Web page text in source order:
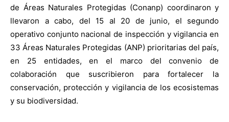
de Áreas Naturales Protegidas (Conanp) coordinaron y
llevaron a cabo, del 15 al 20 de junio, el segundo
operativo conjunto nacional de inspección y vigilancia en
33 Áreas Naturales Protegidas (ANP) prioritarias del país,
en 25 entidades, en el marco del convenio de
colaboración que suscribieron para fortalecer la
conservación, protección y vigilancia de los ecosistemas
y su biodiversidad.